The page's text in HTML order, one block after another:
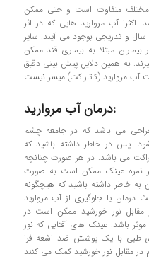
مختلف متفاوت است و حتي ممكن
آب مرواريد هایی كه در اثر
و تدریجی بوجود مي آيند. ساير
مبتلا به بيماري قند ممكن
به همین دلایل پيش بيني دقيق
درمان آب مروارید:
می باشد که در جامعه چشم
پس در خاطر داشته باشید که
می باشد. در هر صورت چنانچه
نمره عينك ممکن است به صورت
خاطر داشته باشید که هيچگونه
درمان يا جلوگيري از آب مرواريد
نور خورشيد ممكن است در
باشد. عينك هاي آفتابي كه نور
طبي با يك پوشش ضد اشعه فرا